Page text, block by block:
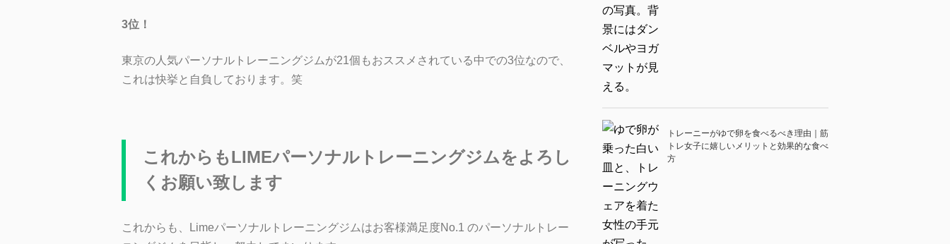
3位！
東京の人気パーソナルトレーニングジムが21個もおススメされている中での3位なので、
これは快挙と自負しております。笑
これからもLIMEパーソナルトレーニングジムをよろし
くお願い致します
これからも、Limeパーソナルトレーニングジムはお客様満足度No.1 のパーソナルトレー
トレーニーがゆで卵を食べるべき理由｜筋
トレ女子に嬉しいメリットと効果的な食べ
方